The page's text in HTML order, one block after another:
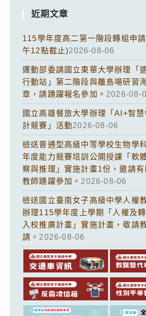
近期文章
115學年度高二第一階段轉組申
午12點截止)2026-08-06
運動部委請國立東華大學辦理「
行動站」第二階段與離島場研習
章，請踴躍報名參加。 2026-08-
國立高雄餐旅大學辦理「AI+智
計競賽」活動2026-08-06
檢送普通型高級中等學校生物學
年度能力競賽培訓公開授課「軟
察與推理」實施計畫1份，邀請
教師踴躍參加。 2026-08-06
檢送國立臺南女子高級中學人權
辦理115學年度上學期「人權及
入校推廣計畫」實施計畫，敬請
請。 2026-08-06